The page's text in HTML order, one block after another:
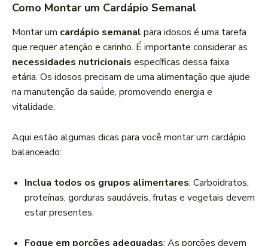
Como Montar um Cardápio Semanal
Montar um cardápio semanal para idosos é uma tarefa
que requer atenção e carinho. É importante considerar as
necessidades nutricionais específicas dessa faixa
etária. Os idosos precisam de uma alimentação que ajude
na manutenção da saúde, promovendo energia e
vitalidade.
Aqui estão algumas dicas para você montar um cardápio
balanceado:
Inclua todos os grupos alimentares: Carboidratos,
proteínas, gorduras saudáveis, frutas e vegetais devem
estar presentes.
Foque em porções adequadas: As porções devem